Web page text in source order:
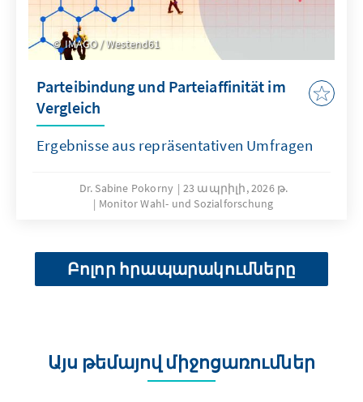
IMAGO / Westend61
Parteibindung und Parteiaffinität im
Vergleich
Ergebnisse aus repräsentativen Umfragen
Dr. Sabine Pokorny
23 ապրիլի, 2026 թ.
Monitor Wahl- und Sozialforschung
Բոլոր հրապարակումները
Այս թեմայով միջոցառումներ